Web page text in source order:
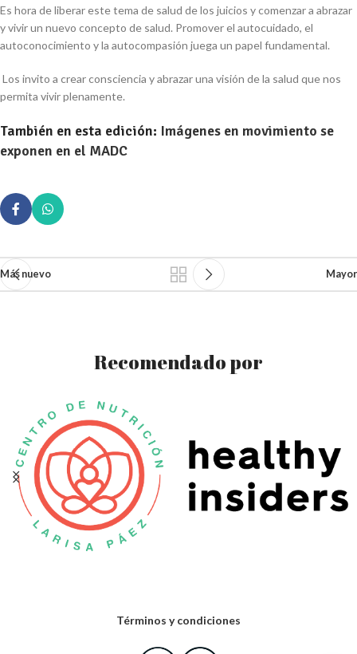
Es hora de liberar este tema de salud de los juicios y comenzar a abrazar
y vivir un nuevo concepto de salud. Promover el autocuidado, el
autoconocimiento y la autocompasión juega un papel fundamental.
Los invito a crear consciencia y abrazar una visión de la salud que nos
permita vivir plenamente.
También en esta edición: Imágenes en movimiento se
exponen en el MADC
Más nuevo Mayor
Recomendado por
Términos y condiciones